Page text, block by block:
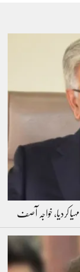
کردیا، خواجہ آصف